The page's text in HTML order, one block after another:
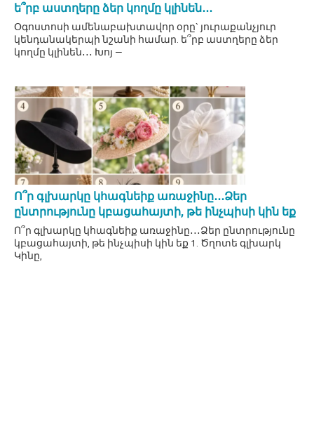
ե՞րբ աստղերը ձեր կողմը կլինեն․․․
Օգոստոսի ամենաբախտավոր օրը` յուրաքանչյուր
կենդանակերպի նշանի համար. ե՞րբ աստղերը ձեր
կողմը կլինեն․․․ Խոյ —
Ո՞ր գլխարկը կհագնեիք առաջինը․․․Ձեր
ընտրությունը կբացահայտի, թե ինչպիսի կին եք
Ո՞ր գլխարկը կհագնեիք առաջինը․․․Ձեր ընտրությունը
կբացահայտի, թե ինչպիսի կին եք 1. Ծղոտե գլխարկ
Կինը,